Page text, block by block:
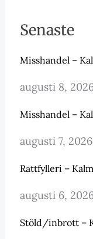
Senaste
Misshandel –
augusti 8,
Misshandel –
augusti 7, 2026
Rattfylleri –
augusti 6,
Stöld/inbrott –